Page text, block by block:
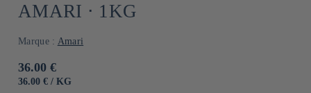
AMARI ⋅ 1KG
Marque : Amari
Prix
habituel
36.00 €
PRIX
36.00 € / PAR
KG